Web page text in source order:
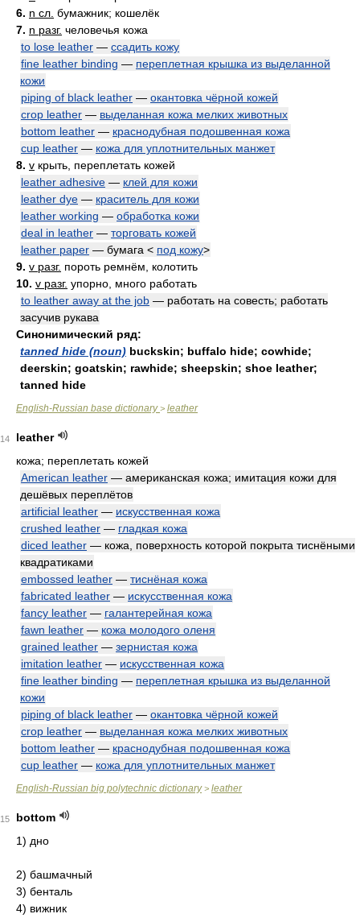
6. n сл. бумажник; кошелёк
7. n разг. человечья кожа
to lose leather — ссадить кожу
fine leather binding — переплетная крышка из выделанной
кожи
piping of black leather — окантовка чёрной кожей
crop leather — выделанная кожа мелких животных
bottom leather — краснодубная подошвенная кожа
cup leather — кожа для уплотнительных манжет
8. v крыть, переплетать кожей
leather adhesive — клей для кожи
leather dye — краситель для кожи
leather working — обработка кожи
deal in leather — торговать кожей
leather paper — бумага < под кожу>
9. v разг. пороть ремнём, колотить
10. v разг. упорно, много работать
to leather away at the job — работать на совесть; работать
засучив рукава
Синонимический ряд:
tanned hide (noun) buckskin; buffalo hide; cowhide;
deerskin; goatskin; rawhide; sheepskin; shoe leather;
tanned hide
English-Russian base dictionary> leather
14
leather
кожа; переплетать кожей
American leather — американская кожа; имитация кожи для
дешёвых переплётов
artificial leather — искусственная кожа
crushed leather — гладкая кожа
diced leather — кожа, поверхность которой покрыта тиснёными
квадратиками
embossed leather — тиснёная кожа
fabricated leather — искусственная кожа
fancy leather — галантерейная кожа
fawn leather — кожа молодого оленя
grained leather — зернистая кожа
imitation leather — искусственная кожа
fine leather binding — переплетная крышка из выделанной
кожи
piping of black leather — окантовка чёрной кожей
crop leather — выделанная кожа мелких животных
bottom leather — краснодубная подошвенная кожа
cup leather — кожа для уплотнительных манжет
English-Russian big polytechnic dictionary> leather
15
bottom
1) дно
2) башмачный
3) бенталь
4) вижник